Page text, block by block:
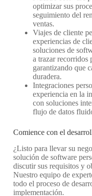
optimizar sus
seguimiento del
ventas.
Viajes de cliente
experiencias de
soluciones de
a trazar recorridos
garantizando que
duradera.
Integraciones
experiencia en la
con soluciones
flujo de datos
Comience con el
¿Listo para llevar su
solución de software
discutir sus requisitos y
Nuestro equipo de
todo el proceso de
implementación.